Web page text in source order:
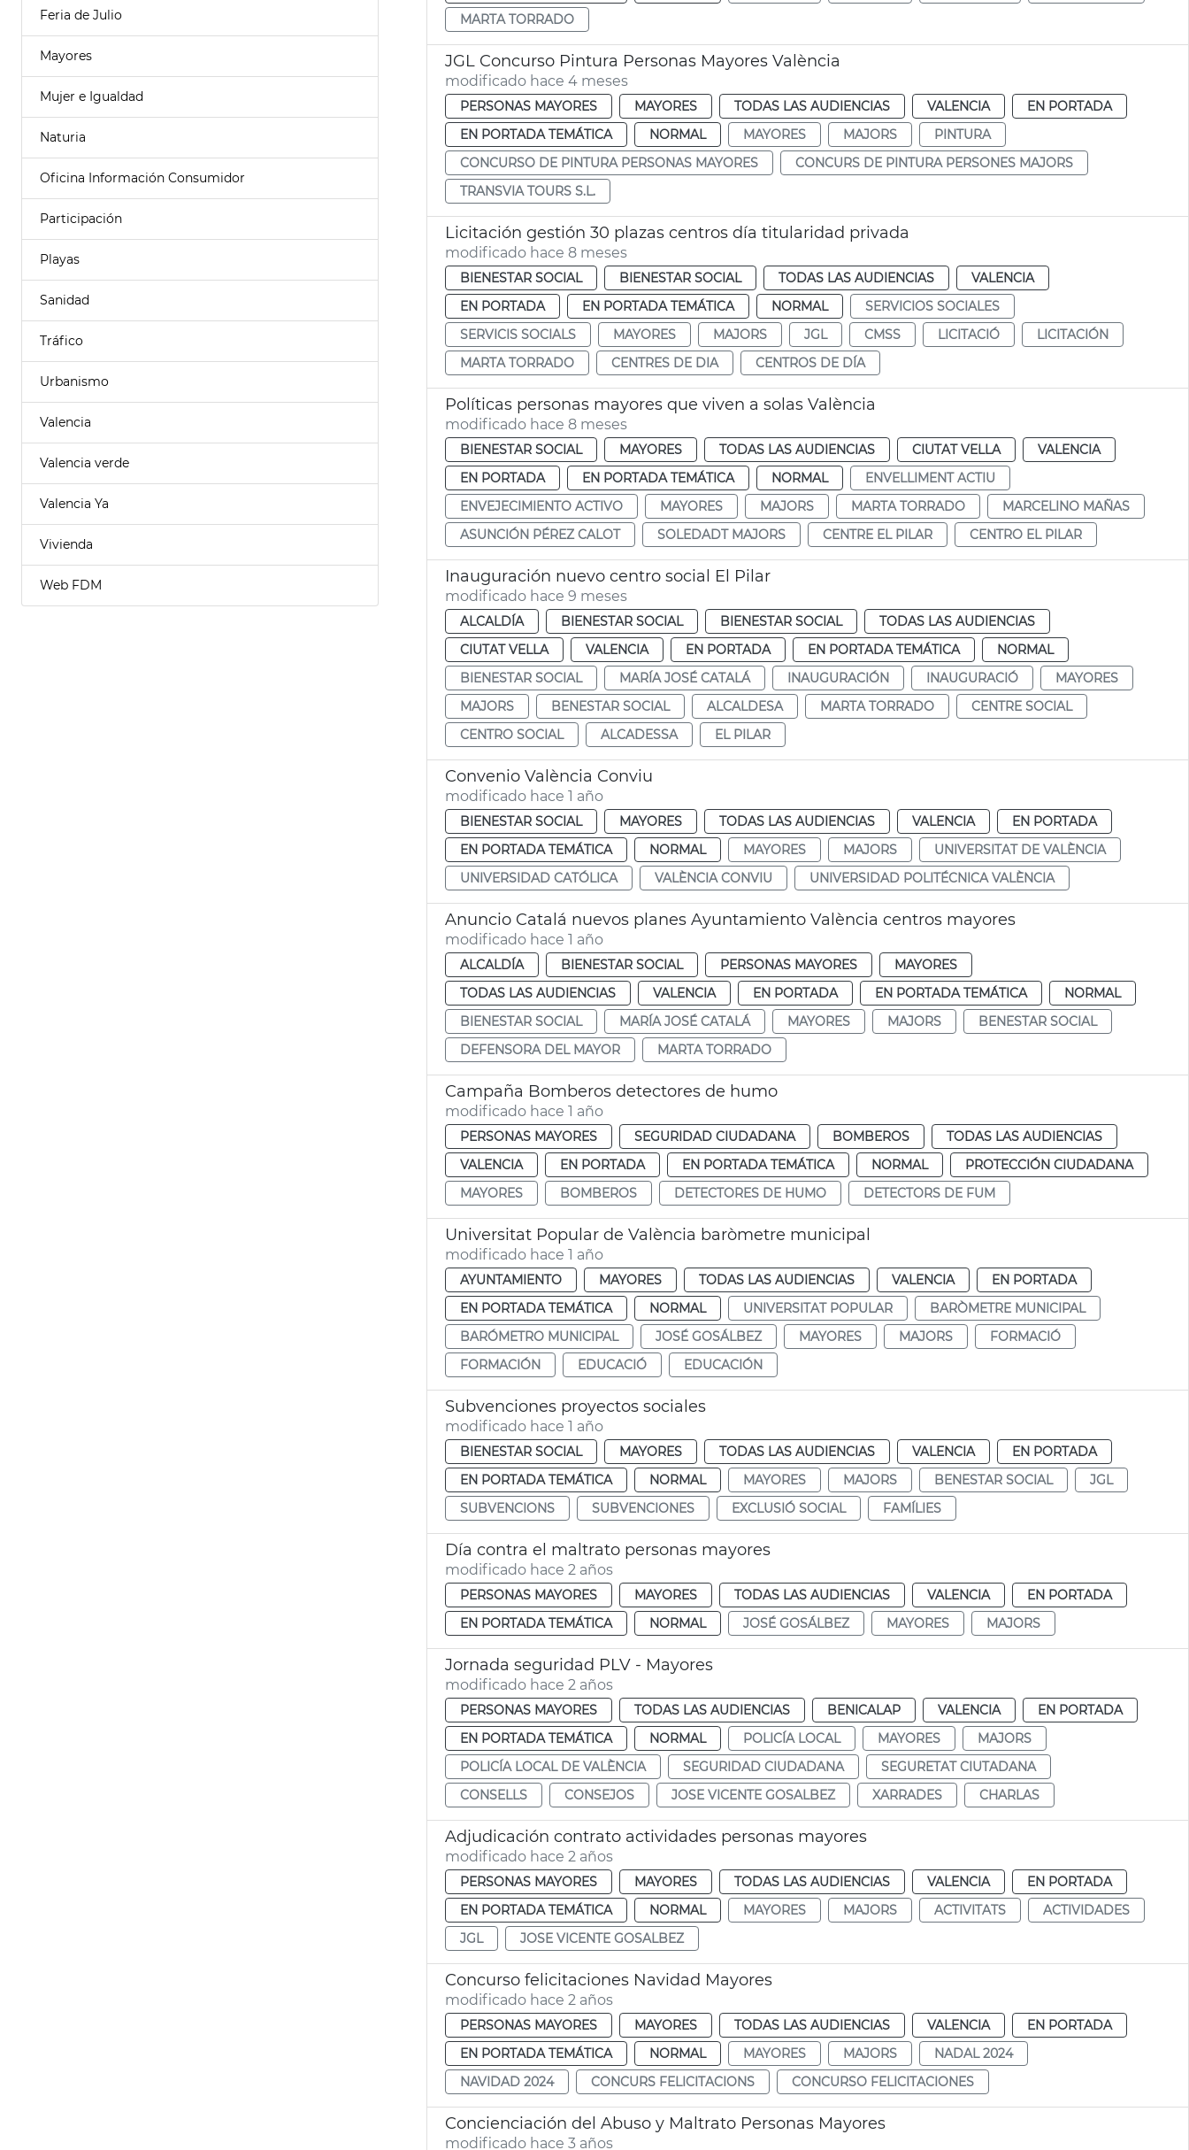
Feria de Julio
Mayores
Mujer e Igualdad
Naturia
Oficina Información Consumidor
Participación
Playas
Sanidad
Tráfico
Urbanismo
Valencia
Valencia verde
Valencia Ya
Vivienda
Web FDM
MARTA TORRADO
JGL Concurso Pintura Personas Mayores València
modificado hace 4 meses
PERSONAS MAYORES MAYORES TODAS LAS AUDIENCIAS VALENCIA
EN PORTADA
EN PORTADA TEMÁTICA
NORMAL MAYORES MAJORS
PINTURA
CONCURSO DE PINTURA PERSONAS MAYORES
CONCURS DE PINTURA PERSONES MAJORS
TRANSVIA TOURS S.L.
Licitación gestión 30 plazas centros día titularidad privada
modificado hace 8 meses
BIENESTAR SOCIAL BIENESTAR SOCIAL TODAS LAS AUDIENCIAS
VALENCIA
EN PORTADA
EN PORTADA TEMÁTICA NORMAL
SERVICIOS SOCIALES
SERVICIS SOCIALS
MAYORES MAJORS JGL CMSS LICITACIÓ
LICITACIÓN
MARTA TORRADO
CENTRES DE DIA CENTROS DE DÍA
Políticas personas mayores que viven a solas València
modificado hace 8 meses
BIENESTAR SOCIAL MAYORES TODAS LAS AUDIENCIAS CIUTAT VELLA
VALENCIA
EN PORTADA
EN PORTADA TEMÁTICA NORMAL
ENVELLIMENT ACTIU
ENVEJECIMIENTO ACTIVO
MAYORES MAJORS MARTA TORRADO
MARCELINO MAÑAS
ASUNCIÓN PÉREZ CALOT
SOLEDADT MAJORS CENTRE EL PILAR CENTRO EL PILAR
Inauguración nuevo centro social El Pilar
modificado hace 9 meses
ALCALDÍA BIENESTAR SOCIAL BIENESTAR SOCIAL
TODAS LAS AUDIENCIAS
CIUTAT VELLA
VALENCIA EN PORTADA EN PORTADA TEMÁTICA
NORMAL
BIENESTAR SOCIAL
MARÍA JOSÉ CATALÁ INAUGURACIÓN INAUGURACIÓ
MAYORES
MAJORS
BENESTAR SOCIAL ALCALDESA MARTA TORRADO
CENTRE SOCIAL
CENTRO SOCIAL
ALCADESSA EL PILAR
Convenio València Conviu
modificado hace 1 año
BIENESTAR SOCIAL MAYORES TODAS LAS AUDIENCIAS VALENCIA
EN PORTADA
EN PORTADA TEMÁTICA
NORMAL MAYORES MAJORS
UNIVERSITAT DE VALÈNCIA
UNIVERSIDAD CATÓLICA
VALÈNCIA CONVIU UNIVERSIDAD POLITÉCNICA VALÈNCIA
Anuncio Catalá nuevos planes Ayuntamiento València centros mayores
modificado hace 1 año
ALCALDÍA BIENESTAR SOCIAL PERSONAS MAYORES
MAYORES
TODAS LAS AUDIENCIAS
VALENCIA EN PORTADA EN PORTADA TEMÁTICA
NORMAL
BIENESTAR SOCIAL
MARÍA JOSÉ CATALÁ MAYORES MAJORS
BENESTAR SOCIAL
DEFENSORA DEL MAYOR
MARTA TORRADO
Campaña Bomberos detectores de humo
modificado hace 1 año
PERSONAS MAYORES SEGURIDAD CIUDADANA BOMBEROS
TODAS LAS AUDIENCIAS
VALENCIA
EN PORTADA EN PORTADA TEMÁTICA NORMAL
PROTECCIÓN CIUDADANA
MAYORES
BOMBEROS DETECTORES DE HUMO DETECTORS DE FUM
Universitat Popular de València baròmetre municipal
modificado hace 1 año
AYUNTAMIENTO MAYORES TODAS LAS AUDIENCIAS VALENCIA
EN PORTADA
EN PORTADA TEMÁTICA
NORMAL UNIVERSITAT POPULAR
BARÒMETRE MUNICIPAL
BARÓMETRO MUNICIPAL
JOSÉ GOSÁLBEZ MAYORES MAJORS
FORMACIÓ
FORMACIÓN
EDUCACIÓ EDUCACIÓN
Subvenciones proyectos sociales
modificado hace 1 año
BIENESTAR SOCIAL MAYORES TODAS LAS AUDIENCIAS VALENCIA
EN PORTADA
EN PORTADA TEMÁTICA
NORMAL MAYORES MAJORS BENESTAR SOCIAL
JGL
SUBVENCIONS
SUBVENCIONES EXCLUSIÓ SOCIAL FAMÍLIES
Día contra el maltrato personas mayores
modificado hace 2 años
PERSONAS MAYORES MAYORES TODAS LAS AUDIENCIAS VALENCIA
EN PORTADA
EN PORTADA TEMÁTICA
NORMAL JOSÉ GOSÁLBEZ MAYORES MAJORS
Jornada seguridad PLV - Mayores
modificado hace 2 años
PERSONAS MAYORES TODAS LAS AUDIENCIAS BENICALAP VALENCIA
EN PORTADA
EN PORTADA TEMÁTICA
NORMAL POLICÍA LOCAL MAYORES
MAJORS
POLICÍA LOCAL DE VALÈNCIA
SEGURIDAD CIUDADANA
SEGURETAT CIUTADANA
CONSELLS
CONSEJOS JOSE VICENTE GOSALBEZ XARRADES CHARLAS
Adjudicación contrato actividades personas mayores
modificado hace 2 años
PERSONAS MAYORES MAYORES TODAS LAS AUDIENCIAS VALENCIA
EN PORTADA
EN PORTADA TEMÁTICA
NORMAL MAYORES MAJORS ACTIVITATS
ACTIVIDADES
JGL
JOSE VICENTE GOSALBEZ
Concurso felicitaciones Navidad Mayores
modificado hace 2 años
PERSONAS MAYORES MAYORES TODAS LAS AUDIENCIAS VALENCIA
EN PORTADA
EN PORTADA TEMÁTICA
NORMAL MAYORES MAJORS
NADAL 2024
NAVIDAD 2024
CONCURS FELICITACIONS CONCURSO FELICITACIONES
Concienciación del Abuso y Maltrato Personas Mayores
modificado hace 3 años